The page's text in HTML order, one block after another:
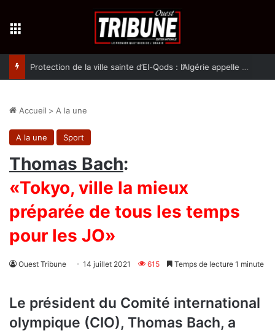
Protection de la ville sainte d’El-Qods : l’Algérie appelle à une action collective
Accueil > A la une
A la une Sport
Thomas Bach:
«Tokyo, ville la mieux
préparée de tous les temps
pour les JO»
Ouest Tribune 14 juillet 2021 615 Temps de lecture 1 minute
Le président du Comité international
olympique (CIO), Thomas Bach, a